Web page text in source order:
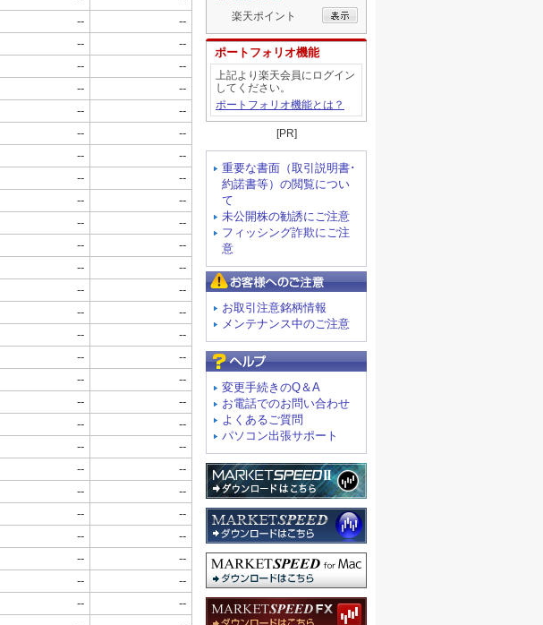
楽天ポイント
ポートフォリオ機能
上記より楽天会員にログイン
してください。
ポートフォリオ機能とは？
[PR]
重要な書面（取引説明書･
約諾書等）の閲覧につい
て
未公開株の勧誘にご注意
フィッシング詐欺にご注
意
お取引注意銘柄情報
メンテナンス中のご注意
変更手続きのQ＆A
お電話でのお問い合わせ
よくあるご質問
パソコン出張サポート